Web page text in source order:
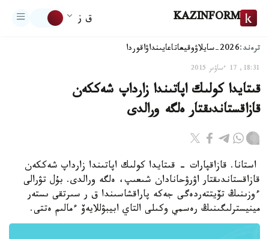
KAZINFORM ق ز
ترەند:2026-سايلاۋ وقيعاتاعايىنداۋاقوردا
18:31, 17 ءساۋىر 2015
قىتايدا كولىك اپاتىندا زارداپ شەككەن
قازاقستاندىقتار ەلگە ورالدى
استانا. قازاقپارات - قىتايدا كولىك اپاتىندا زارداپ شەككەن
قازاقستاندىقتار اۋرۋحانادان شىعىپ، ەلگە ورالدى. بۇل تۋرالى
ءوزىنىڭ تۆيتتەردەگى جەكە پاراقشاسىندا ق ر سىرتقى ىستەر
مينيسترلىگىنىڭ رەسمي وكىلى التاي ابيبۋللايەۆ ءمالىم ەتتى.